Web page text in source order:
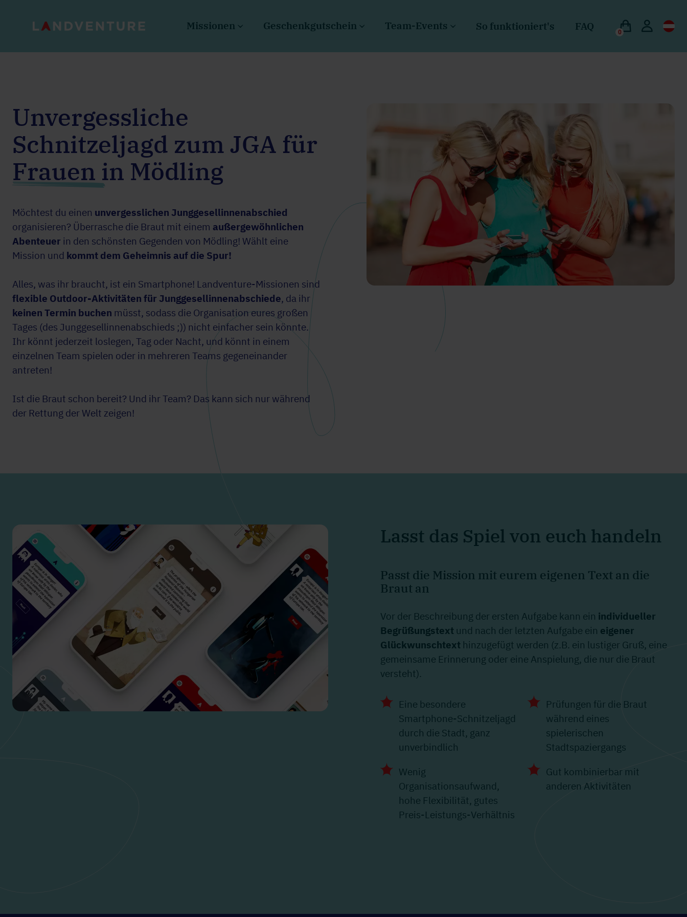
Missionen Geschenkgutschein Team-Events So funktioniert's FAQ 0
Unvergessliche
Schnitzeljagd zum JGA für
Frauen in Mödling
Möchtest du einen unvergesslichen Junggesellinnenabschied
organisieren? Überrasche die Braut mit einem außergewöhnlichen
Abenteuer in den schönsten Gegenden von Mödling! Wählt eine
Mission und kommt dem Geheimnis auf die Spur!
Alles, was ihr braucht, ist ein Smartphone! Landventure-Missionen sind
flexible Outdoor-Aktivitäten für Junggesellinnenabschiede, da ihr
keinen Termin buchen müsst, sodass die Organisation eures großen
Tages (des Junggesellinnenabschieds ;)) nicht einfacher sein könnte.
Ihr könnt jederzeit loslegen, Tag oder Nacht, und könnt in einem
einzelnen Team spielen oder in mehreren Teams gegeneinander
antreten!
Ist die Braut schon bereit? Und ihr Team? Das kann sich nur während
der Rettung der Welt zeigen!
Lasst das Spiel von euch handeln
Passt die Mission mit eurem eigenen Text an die
Braut an
Vor der Beschreibung der ersten Aufgabe kann ein individueller
Begrüßungstext und nach der letzten Aufgabe ein eigener
Glückwunschtext hinzugefügt werden (z.B. ein lustiger Gruß, eine
gemeinsame Erinnerung oder eine Anspielung, die nur die Braut
versteht).
Eine besondere
Smartphone-Schnitzeljagd
durch die Stadt, ganz
unverbindlich
Prüfungen für die Braut
während eines
spielerischen
Stadtspaziergangs
Wenig
Organisationsaufwand,
hohe Flexibilität, gutes
Preis-Leistungs-Verhältnis
Gut kombinierbar mit
anderen Aktivitäten